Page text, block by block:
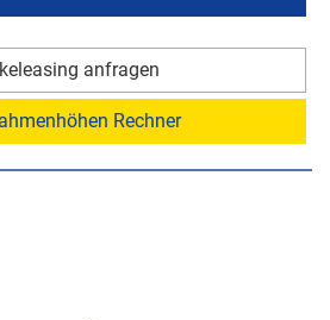
anfragen
Rechner